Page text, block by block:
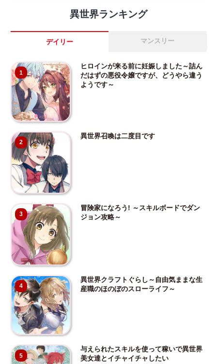
異世界ランキング
デイリー マンスリー
1
ヒロインが来る前に妊娠しました～詰ん
だはずの悪役令嬢ですが、どうやら違う
ようです～
2
異世界召喚は二度目です
3
冒険家になろう! ～スキルボードでダン
ジョン攻略～
4
異世界クラフトぐらし～自由気ままな生
産職のほのぼのスローライフ～
5
与えられたスキルを使って稼いで異世界
美女達とイチャイチャしたい